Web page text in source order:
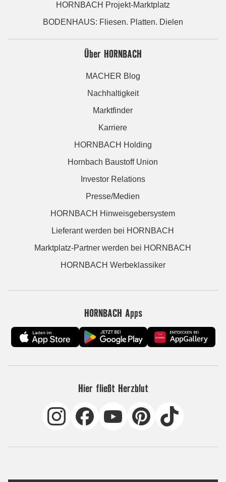
HORNBACH Projekt-Marktplatz
BODENHAUS: Fliesen. Platten. Dielen
Über HORNBACH
MACHER Blog
Nachhaltigkeit
Marktfinder
Karriere
HORNBACH Holding
Hornbach Baustoff Union
Investor Relations
Presse/Medien
HORNBACH Hinweisgebersystem
Lieferant werden bei HORNBACH
Marktplatz-Partner werden bei HORNBACH
HORNBACH Werbeklassiker
HORNBACH Apps
Hier fließt Herzblut